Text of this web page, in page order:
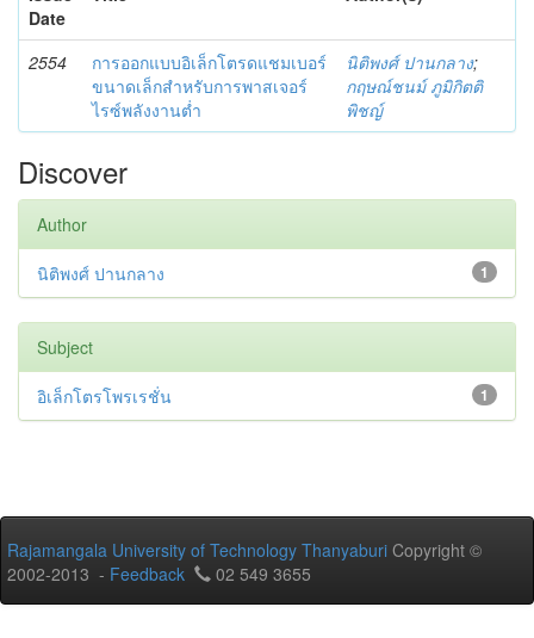
Date
2554
การออกแบบอิเล็กโตรดแชมเบอร์
ขนาดเล็กสำหรับการพาสเจอร์
ไรซ์พลังงานต่ำ
นิติพงศ์ ปานกลาง;
กฤษณ์ชนม์ ภูมิกิตติ
พิชญ์
Discover
Author
1
นิติพงศ์ ปานกลาง
Subject
1
อิเล็กโตรโพรเรชั่น
Rajamangala University of Technology Thanyaburi Copyright ©
2002-2013 - Feedback 02 549 3655